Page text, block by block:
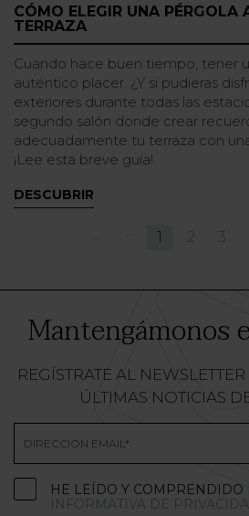
CÓMO ELEGIR UNA PÉRGOLA
TERRAZA
Cuando hace buen tiempo, tener
auténtico placer. ¿Y si pudieras
exteriores durante todas las
segundo salón donde crear
adecuadamente tu terraza con
¡Lee esta breve guía!
DESCUBRIR
1 2 3
Mantengámonos
REGÍSTRATE AL
ÚLTIMAS NOTICIAS
HE LEÍDO Y COMPRENDIDO
INFORMATIVA DE